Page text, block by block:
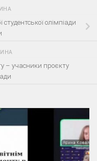
олімпіади
– учасники проєкту